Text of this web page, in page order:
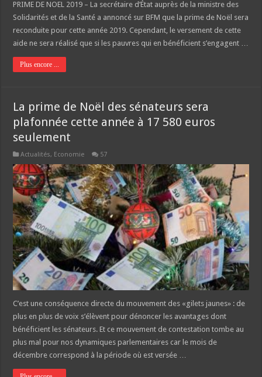
PRIME DE NOEL 2019 – La secrétaire d’État auprès de la ministre des
Solidarités et de la Santé a annoncé sur BFM que la prime de Noël sera
reconduite pour cette année 2019. Cependant, le versement de cette
aide ne sera réalisé que si les pauvres qui en bénéficient s’engagent …
Plus encore ...
La prime de Noël des sénateurs sera
plafonnée cette année à 17 580 euros
seulement
Actualités, Economie 57
C’est une conséquence directe du mouvement des «gilets jaunes» : de
plus en plus de voix s’élèvent pour dénoncer les avantages dont
bénéficient les sénateurs. Et ce mouvement de contestation tombe au
plus mal pour nos dynamiques parlementaires car le mois de
décembre correspond à la période où est versée …